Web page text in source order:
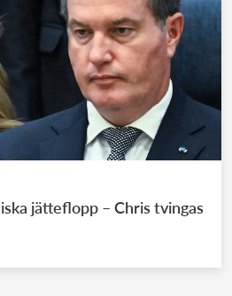
jätteflopp – Chris tvingas